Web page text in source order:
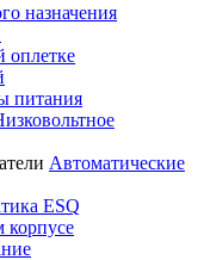
назначения
оплетке
питания
Автоматические
ESQ
корпусе